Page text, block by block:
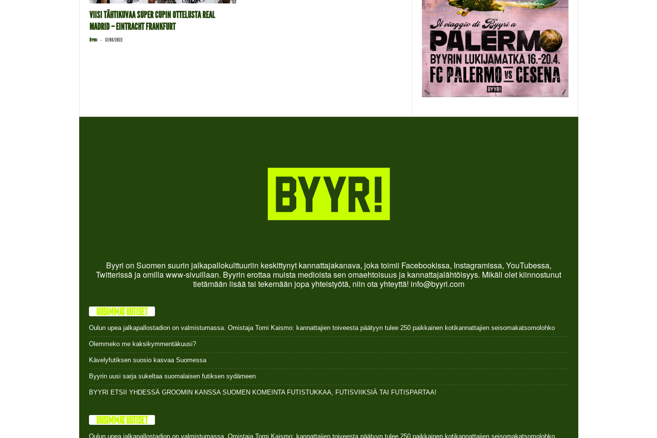
VIISI TÄHTIKUVAA SUPER CUPIN OTTELUSTA REAL
MADRID – EINTRACHT FRANKFURT
Byyri - 12/08/2022
Byyri on Suomen suurin jalkapallokulttuuriin keskittynyt kannattajakanava, joka toimii Facebookissa, Instagramissa, YouTubessa,
Twitterissä ja omilla www-sivuillaan. Byyrin erottaa muista medioista sen omaehtoisuus ja kannattajalähtöisyys. Mikäli olet kiinnostunut
tietämään lisää tai tekemään jopa yhteistyötä, niin ota yhteyttä! info@byyri.com
UUSIMMAT UUTISET
Oulun upea jalkapallostadion on valmistumassa. Omistaja Tomi Kaismo: kannattajien toiveesta päätyyn tulee 250 paikkainen kotikannattajien seisomakatsomolohko
Olemmeko me kaksikymmentäkuusi?
Kävelyfutiksen suosio kasvaa Suomessa
Byyrin uusi sarja sukeltaa suomalaisen futiksen sydämeen
BYYRI ETSII YHDESSÄ GROOMIN KANSSA SUOMEN KOMEINTA FUTISTUKKAA, FUTISVIIKSIÄ TAI FUTISPARTAA!
UUSIMMAT UUTISET
Oulun upea jalkapallostadion on valmistumassa. Omistaja Tomi Kaismo: kannattajien toiveesta päätyyn tulee 250 paikkainen kotikannattajien seisomakatsomolohko